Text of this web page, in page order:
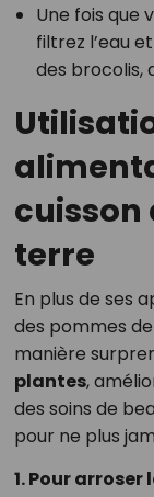
Une fois que
filtrez l’eau
des brocolis,
cuisson
terre
En plus de ses
des pommes
manière
plantes,
des soins de
pour ne plus
1. Pour arroser